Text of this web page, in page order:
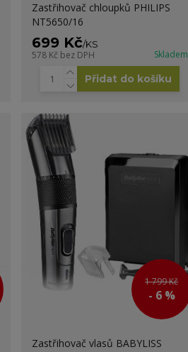
Zastřihovač chloupků PHILIPS
NT5650/16
699 Kč/KS
578 Kč bez DPH Skladem
Přidat do košíku
1 799 Kč
- 6 %
Zastřihovač vlasů BABYLISS